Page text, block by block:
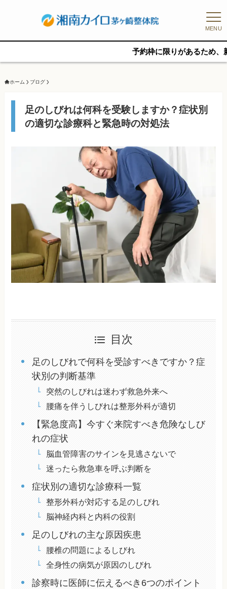
MENU
予約枠に限りがあるため、新規の予約
ホーム ブログ
足のしびれは何科を受験しますか？症状別
の適切な診療科と緊急時の対処法
目次
足のしびれで何科を受診すべきですか？症
状別の判断基準
突然のしびれは迷わず救急外来へ
腰痛を伴うしびれは整形外科が適切
【緊急度高】今すぐ来院すべき危険なしび
れの症状
脳血管障害のサインを見逃さないで
迷ったら救急車を呼ぶ判断を
症状別の適切な診療科一覧
整形外科が対応する足のしびれ
脳神経内科と内科の役割
足のしびれの主な原因疾患
腰椎の問題によるしびれ
全身性の病気が原因のしびれ
診察時に医師に伝えるべき6つのポイント